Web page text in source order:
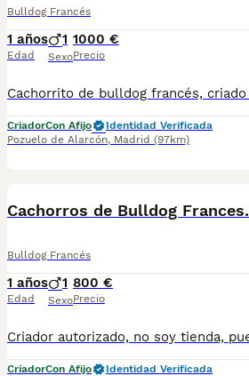
Bulldog Francés
1 años
Edad
1
Sexo
1000 €
Precio
CriadorCon Afijo
Identidad Verificada
Pozuelo de Alarcón, Madrid (97km)
Cachorros de Bulldog Frances.
Bulldog Francés
1 años
Edad
1
Sexo
800 €
Precio
CriadorCon Afijo
Identidad Verificada